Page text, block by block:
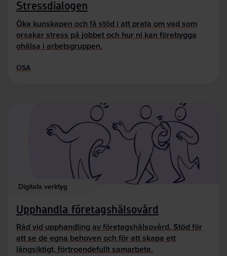
Stressdialogen
Öka kunskapen och få stöd i att prata om vad som
orsakar stress på jobbet och hur ni kan förebygga
ohälsa i arbetsgruppen.
OSA
Digitala verktyg
Upphandla företagshälsovård
Råd vid upphandling av företagshälsovård. Stöd för
att se de egna behoven och för att skapa ett
långsiktigt, förtroendefullt samarbete.